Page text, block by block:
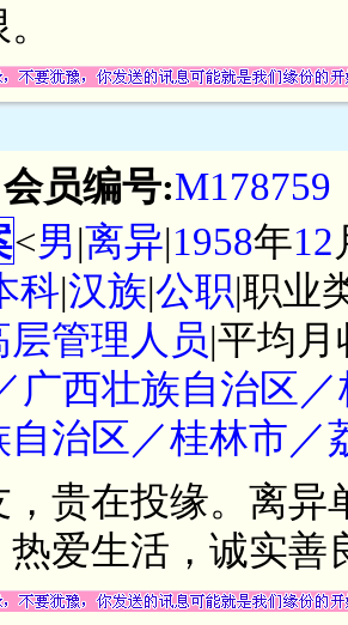
会员编号:M178759
<男|离异|1958年12
科|汉族|公职|职业
层管理人员|平均月
广西壮族自治区
自治区／桂林市／
，贵在投缘。离异
热爱生活，诚实善